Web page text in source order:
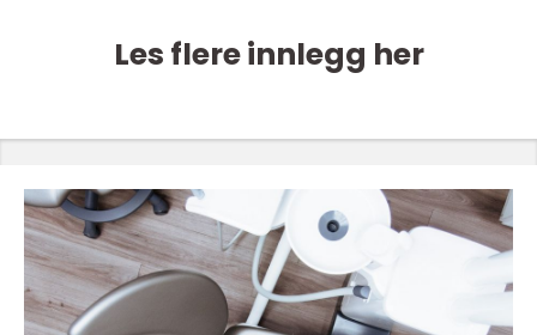
Les flere innlegg her